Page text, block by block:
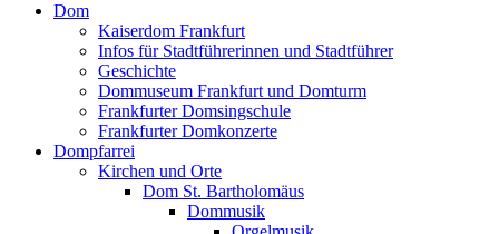
Dom
Kaiserdom Frankfurt
Infos für Stadtführerinnen und Stadtführer
Geschichte
Dommuseum Frankfurt und Domturm
Frankfurter Domsingschule
Frankfurter Domkonzerte
Dompfarrei
Kirchen und Orte
Dom St. Bartholomäus
Dommusik